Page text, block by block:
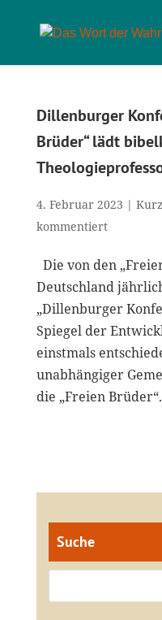
Dillenburger
Brüder“ lädt
4. Februar 2023 |
kommentiert
Die von den
Deutschland
„Dillenburger
Spiegel der
einstmals
unabhängiger
die „Freien
Suche